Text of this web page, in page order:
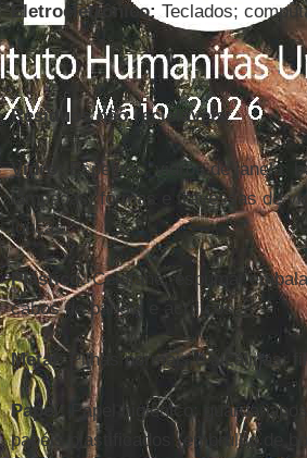
Eletroeletrônico:Teclados;
Resíduos não recicláveis:
Vidro:
Espelhos, vidros de janela,
lâmpadas; formas e travessas de
louças.
Plástico:Celofane; espuma;
cabos de panela e acrílicos.
Metal:Pilhas normais e alcalinas;
Papel:
Papel higiênico;
papéis plastificados (embrulho de